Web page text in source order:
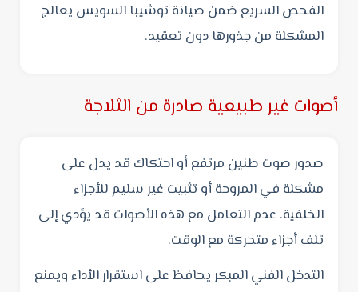
الفحص السريع ضمن صيانة توشيبا السويس يعالج
المشكلة من جذورها دون تعقيد.
أصوات غير طبيعية صادرة من الثلاجة
صدور صوت طنين مرتفع أو احتكاك قد يدل على
مشكلة في المروحة أو تثبيت غير سليم للأجزاء
الخلفية. عدم التعامل مع هذه الأصوات قد يؤدي إلى
تلف أجزاء متحركة مع الوقت.
التدخل الفني المبكر يحافظ على استقرار الأداء ويمنع